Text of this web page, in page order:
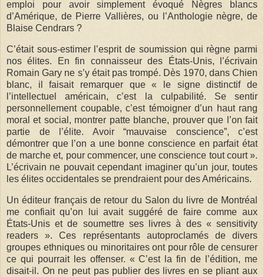
emploi pour avoir simplement évoqué Nègres blancs
d’Amérique, de Pierre Vallières, ou l’Anthologie nègre, de
Blaise Cendrars ?
C’était sous-estimer l’esprit de soumission qui règne parmi
nos élites. En fin connaisseur des États-Unis, l’écrivain
Romain Gary ne s’y était pas trompé. Dès 1970, dans Chien
blanc, il faisait remarquer que « le signe distinctif de
l’intellectuel américain, c’est la culpabilité. Se sentir
personnellement coupable, c’est témoigner d’un haut rang
moral et social, montrer patte blanche, prouver que l’on fait
partie de l’élite. Avoir “mauvaise conscience”, c’est
démontrer que l’on a une bonne conscience en parfait état
de marche et, pour commencer, une conscience tout court ».
L’écrivain ne pouvait cependant imaginer qu’un jour, toutes
les élites occidentales se prendraient pour des Américains.
Un éditeur français de retour du Salon du livre de Montréal
me confiait qu’on lui avait suggéré de faire comme aux
États-Unis et de soumettre ses livres à des « sensitivity
readers ». Ces représentants autoproclamés de divers
groupes ethniques ou minoritaires ont pour rôle de censurer
ce qui pourrait les offenser. « C’est la fin de l’édition, me
disait-il. On ne peut pas publier des livres en se pliant aux